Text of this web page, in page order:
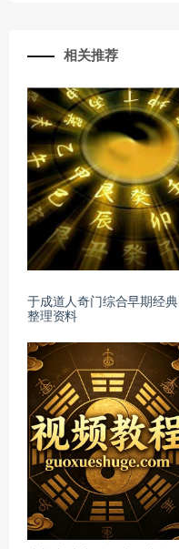
相关推荐
于成道人奇门综合早期经典
整理资料